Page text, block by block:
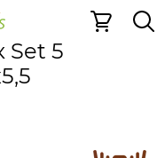
міні цеглинок Set 5
Set 5